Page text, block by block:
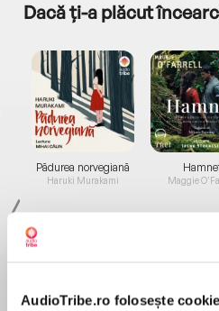
AudioTribe.ro folosește
Dacă ți-a plăcut
Pădurea norvegiană
Haruki Murakami Maggie